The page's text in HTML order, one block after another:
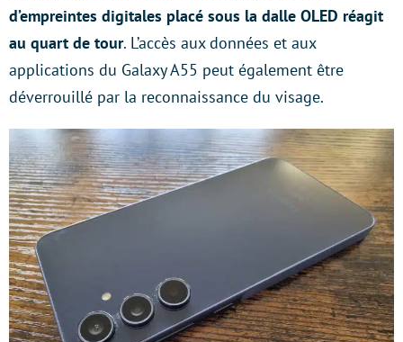
d’empreintes digitales placé sous la dalle OLED réagit
au quart de tour. L’accès aux données et aux
applications du Galaxy A55 peut également être
déverrouillé par la reconnaissance du visage.